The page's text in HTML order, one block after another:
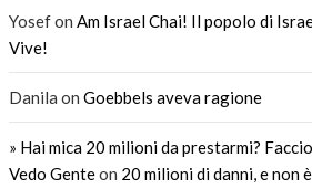
Yosefon Am Israel Chai! Il popolo di
Vive!
Danila on Goebbels aveva ragione
» Hai mica 20 milioni da prestarmi?
Vedo Genteon 20 milioni di danni, e non è